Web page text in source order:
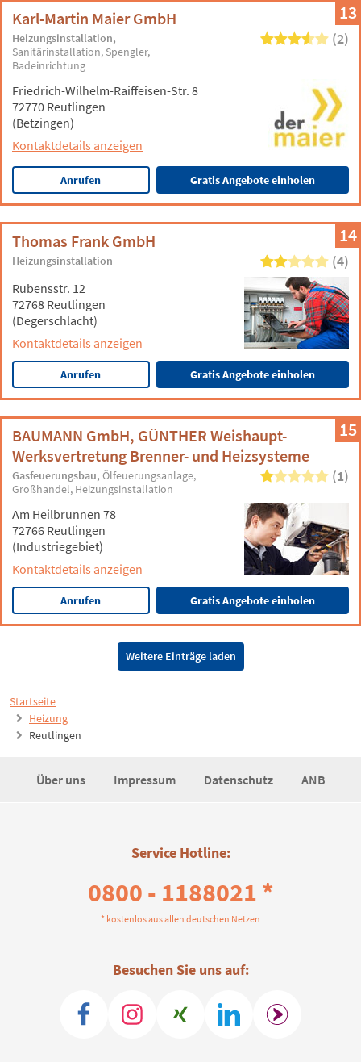
Startseite
Heizung
Reutlingen
13
Karl-Martin Maier GmbH
Heizungsinstallation
Sanitärinstallation Spengler
Badeinrichtung
(2)
Friedrich-Wilhelm-Raiffeisen-Str. 8
72770 Reutlingen
(Betzingen)
Kontaktdetails anzeigen
Anrufen Gratis Angebote einholen
14
Thomas Frank GmbH
Heizungsinstallation (4)
Rubensstr. 12
72768 Reutlingen
(Degerschlacht)
Kontaktdetails anzeigen
Anrufen Gratis Angebote einholen
15
BAUMANN GmbH, GÜNTHER Weishaupt-
Werksvertretung Brenner- und Heizsysteme
Gasfeuerungsbau Ölfeuerungsanlage
Großhandel Heizungsinstallation
(1)
Am Heilbrunnen 78
72766 Reutlingen
(Industriegebiet)
Kontaktdetails anzeigen
Anrufen Gratis Angebote einholen
Weitere Einträge laden
Über uns Impressum Datenschutz ANB
Service Hotline:
0800 - 1188021 *
* kostenlos aus allen deutschen Netzen
Besuchen Sie uns auf: